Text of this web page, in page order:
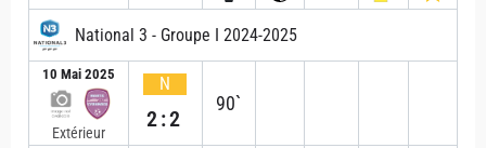
National 3 - Groupe I 2024-2025
10 Mai 2025
Extérieur
N
2:2
90`